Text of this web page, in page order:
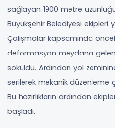
sağlayan 1900 metre
Büyükşehir Belediyesi
Çalışmalar kapsamında
deformasyon meydana
söküldü. Ardından yol
serilerek mekanik düzenleme
Bu hazırlıkların ardından
başladı.